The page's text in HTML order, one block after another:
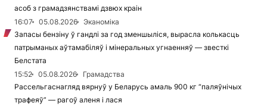
асоб з грамадзянствамі дзвюх краін
16:07
05.08.2026
Эканоміка
Запасы бензіну ў гандлі за год зменшыліся, вырасла колькасць
патрыманых аўтамабіляў і мінеральных угнаенняў — звесткі
Белстата
15:52
05.08.2026
Грамадства
Рассельгаснагляд вярнуў у Беларусь амаль 900 кг “паляўнічых
трафеяў” — рагоў аленя і лася